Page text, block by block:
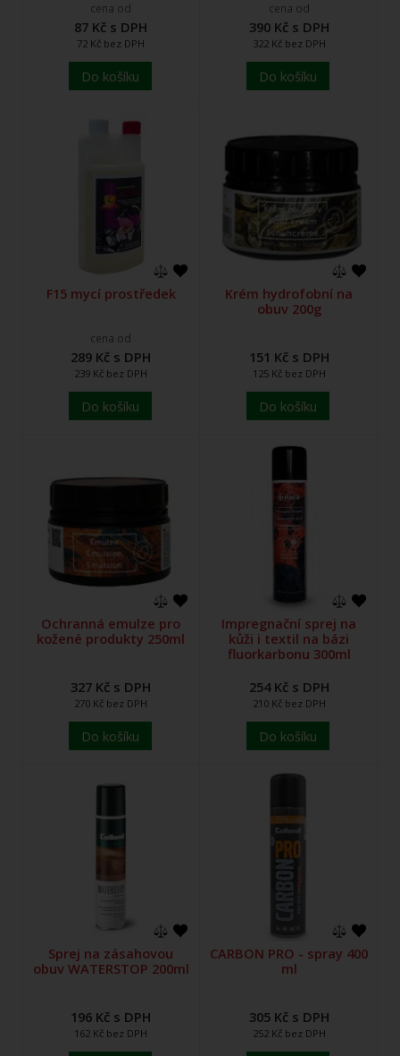
cena od
87 Kč s DPH
72 Kč bez DPH
Do košíku
cena od
390 Kč s DPH
322 Kč bez DPH
Do košíku
F15 mycí prostředek
cena od
289 Kč s DPH
239 Kč bez DPH
Do košíku
Krém hydrofobní na
obuv 200g
151 Kč s DPH
125 Kč bez DPH
Do košíku
Ochranná emulze pro
kožené produkty 250ml
327 Kč s DPH
270 Kč bez DPH
Do košíku
Impregnační sprej na
kůži i textil na bázi
fluorkarbonu 300ml
254 Kč s DPH
210 Kč bez DPH
Do košíku
Sprej na zásahovou
obuv WATERSTOP 200ml
196 Kč s DPH
162 Kč bez DPH
CARBON PRO - spray 400
ml
305 Kč s DPH
252 Kč bez DPH